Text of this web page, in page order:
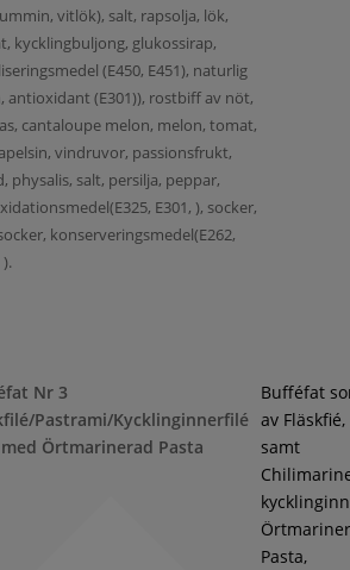
vitlök), salt, rapsolja, lök,
kycklingbuljong, glukossirap,
(E450, E451), naturlig
antioxidant (E301)), rostbiff av nöt,
cantaloupe melon, melon, tomat,
vindruvor, passionsfrukt,
physalis, salt, persilja, peppar,
E301, ), socker,
konserveringsmedel(E262,
Nr 3
Pastrami/Kycklinginnerfilé
Örtmarinerad Pasta
Bufféfat
av
samt
Pasta,